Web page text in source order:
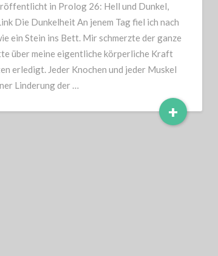
in Prolog 26: Hell und Dunkel,
Die Dunkelheit An jenem Tag fiel ich nach
ein Stein ins Bett. Mir schmerzte der ganze
über meine eigentliche körperliche Kraft
erledigt. Jeder Knochen und jeder Muskel
Linderung der …
+Read
More